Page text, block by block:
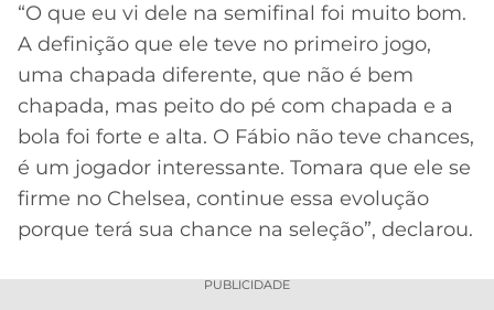
“O que eu vi dele na semifinal foi muito bom.
A definição que ele teve no primeiro jogo,
uma chapada diferente, que não é bem
chapada, mas peito do pé com chapada e a
bola foi forte e alta. O Fábio não teve chances,
é um jogador interessante. Tomara que ele se
firme no Chelsea, continue essa evolução
porque terá sua chance na seleção”, declarou.
PUBLICIDADE